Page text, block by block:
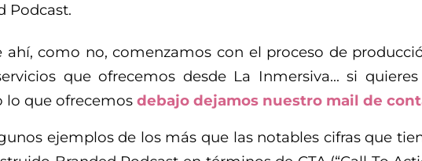
Podcast.
ahí, como no, comenzamos con el proceso de
que ofrecemos desde La Inmersiva… si
lo que ofrecemos debajo dejamos nuestro mail de
ejemplos de los más que las notables cifras que